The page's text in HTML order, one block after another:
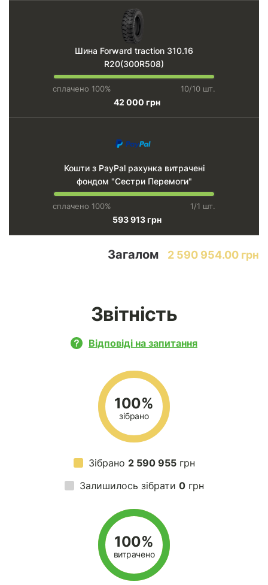
Шина Forward traction 310.16
R20(300R508)
сплачено 100% 10/10 шт.
42 000 грн
Кошти з PayPal рахунка витрачені
фондом "Сестри Перемоги"
сплачено 100% 1/1 шт.
593 913 грн
Загалом 2 590 954.00 грн
Звітність
Відповіді на запитання
100%
зібрано
Зібрано 2 590 955грн
Залишилось зібрати 0грн
100%
витрачено